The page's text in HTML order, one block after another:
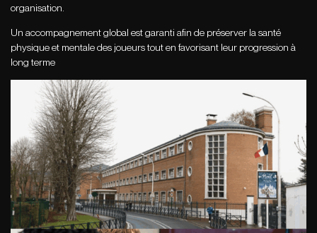
organisation.
Un accompagnement global est garanti afin de préserver la santé
physique et mentale des joueurs tout en favorisant leur progression à
long terme